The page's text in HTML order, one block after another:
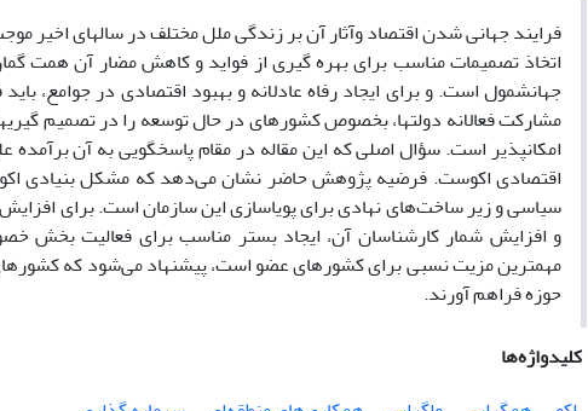
فرایند جهانی شدن اقتصاد وآثار آن بر زندگی ملل مختلف در سالهای اخیر
اتخاذ تصمیمات مناسب برای بهره گیری از فواید و کاهش مضار آن همت
جهانشمول است. و برای ایجاد رفاه عادلانه و بهبود اقتصادی در جوامع،
مشارکت فعالانه دولتها، بخصوص کشورهای در حال توسعه را در تصمیم
امکانپذیر است. سؤال اصلی که این مقاله در مقام پاسخگویی به آن
اقتصادی اکوست. فرضیه پژوهش حاضر نشان می‌دهد که مشکل بنیادی اکو
سیاسی و زیر ساخت‌های نهادی برای پویاسازی این سازمان است. برای
و افزایش شمار کارشناسان آن، ایجاد بستر مناسب برای فعالیت بخش
مهمترین مزیت نسبی برای کشورهای عضو است، پیشنهاد می‌شود که
حوزه فراهم آورند.
کلیدواژه‌ها